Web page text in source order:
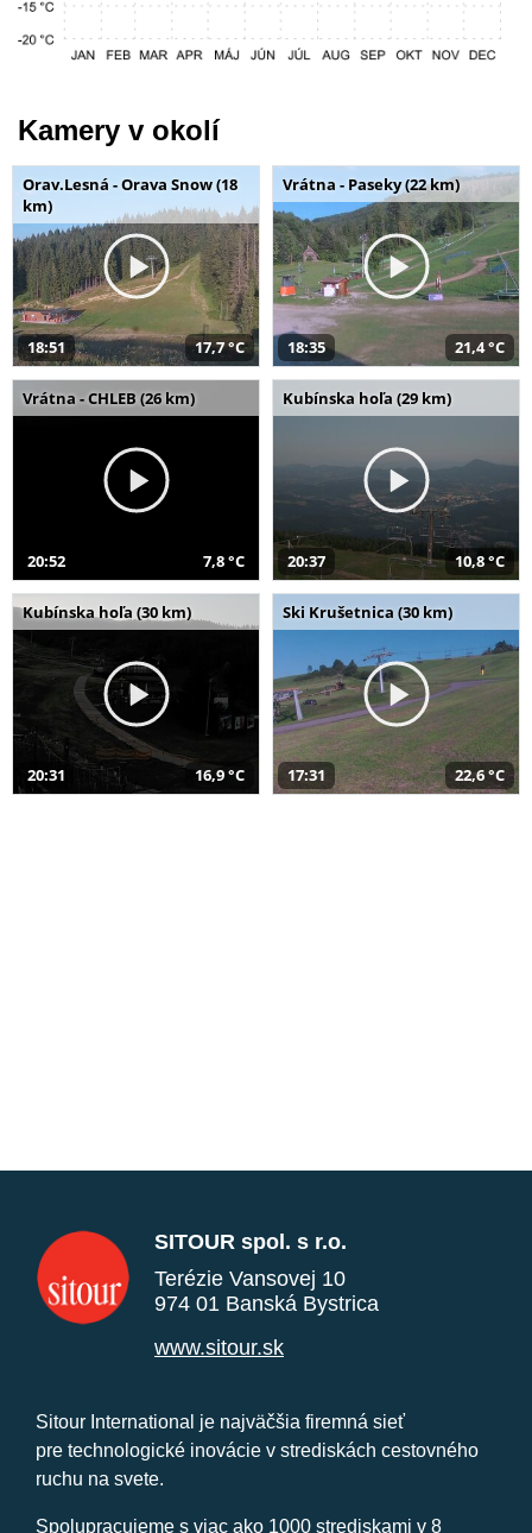
Kamery v okolí
Orav.Lesná - Orava Snow (18
km)
18:51 17,7 °C
Vrátna - Paseky (22 km)
18:35 21,4 °C
Vrátna - CHLEB (26 km)
20:52 7,8 °C
Kubínska hoľa (29 km)
20:37 10,8 °C
Kubínska hoľa (30 km)
20:31 16,9 °C
Ski Krušetnica (30 km)
17:31 22,6 °C
SITOUR spol. s r.o.
Terézie Vansovej 10
974 01 Banská Bystrica
www.sitour.sk
Sitour International je najväčšia firemná sieť
pre technologické inovácie v strediskách cestovného
ruchu na svete.
Spolupracujeme s viac ako 1000 strediskami v 8